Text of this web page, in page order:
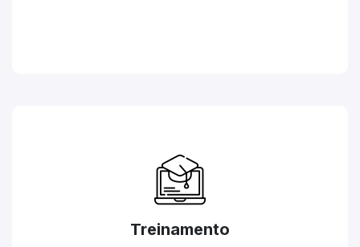
Treinamento